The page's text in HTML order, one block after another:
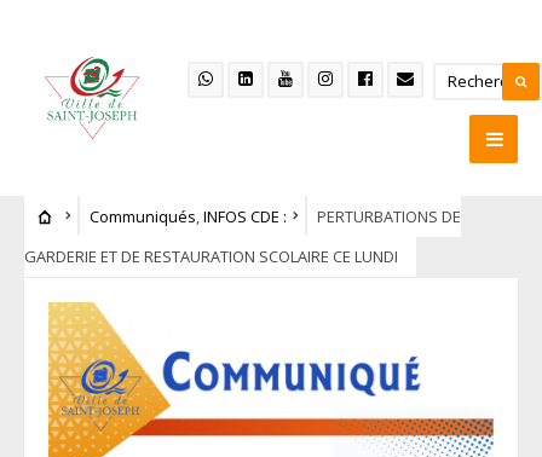
Communiqués,INFOS CDE :
PERTURBATIONS DE
GARDERIE ET DE RESTAURATION SCOLAIRE CE LUNDI